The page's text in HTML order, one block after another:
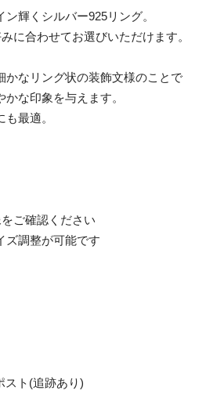
輝くシルバー925リング。
に合わせてお選びいただけます。
かなリング状の装飾文様のことで
な印象を与えます。
最適。
ご確認ください
調整が可能です
ト(追跡あり)